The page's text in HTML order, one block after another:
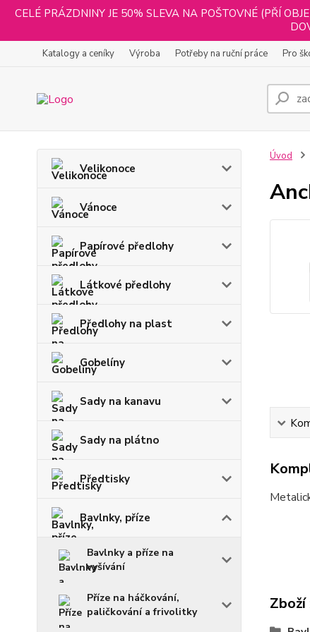
CELÉ PRÁZDNINY JE 50% SLEVA NA POŠTOVNÉ (PŘÍ
Katalogy a ceníky Výroba Potřeby na ruční práce Pro
Velikonoce
Vánoce
Papírové předlohy
Látkové předlohy
Předlohy na plast
Gobelíny
Sady na kanavu
Sady na plátno
Předtisky
Bavlnky, příze
Bavlnky a příze na
vyšívání
Příze na háčkování,
paličkování a frivolitky
Úvod